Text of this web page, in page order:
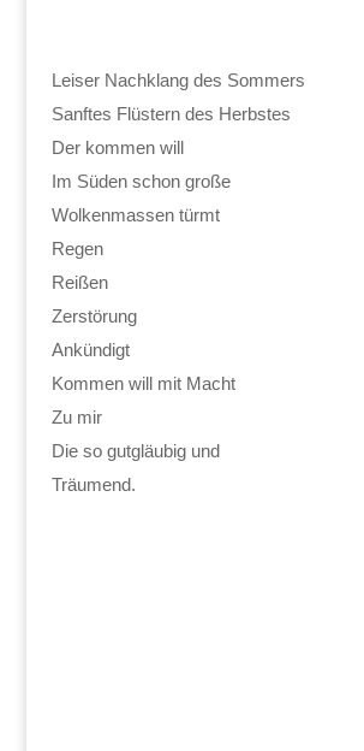
Leiser Nachklang des Sommers
Sanftes Flüstern des Herbstes
Der kommen will
Im Süden schon große
Wolkenmassen türmt
Regen
Reißen
Zerstörung
Ankündigt
Kommen will mit Macht
Zu mir
Die so gutgläubig und
Träumend.